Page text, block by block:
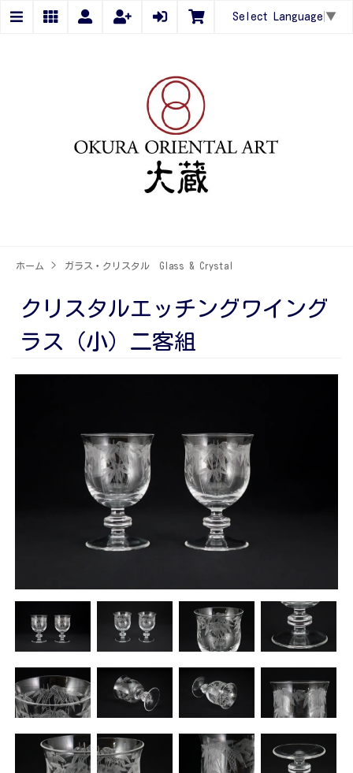
Select Language ▼
ホーム > ガラス・クリスタル Glass & Crystal
クリスタルエッチングワイング
ラス（小）二客組